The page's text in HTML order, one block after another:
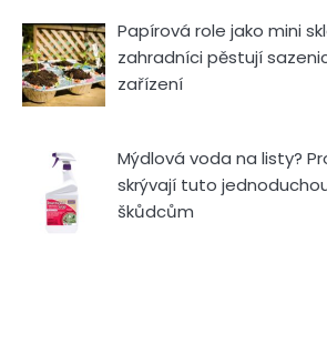
Papírová role jako mini
zahradníci pěstují
zařízení
Mýdlová voda na listy?
skrývají tuto
škůdcům